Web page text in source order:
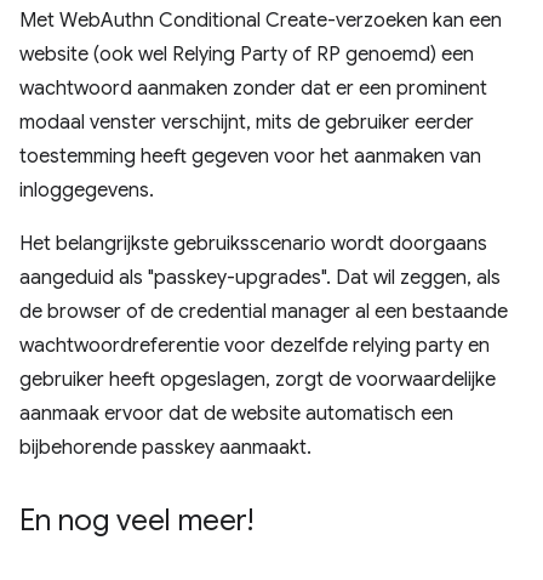
Met WebAuthn Conditional Create-verzoeken kan een
website (ook wel Relying Party of RP genoemd) een
wachtwoord aanmaken zonder dat er een prominent
modaal venster verschijnt, mits de gebruiker eerder
toestemming heeft gegeven voor het aanmaken van
inloggegevens.
Het belangrijkste gebruiksscenario wordt doorgaans
aangeduid als "passkey-upgrades". Dat wil zeggen, als
de browser of de credential manager al een bestaande
wachtwoordreferentie voor dezelfde relying party en
gebruiker heeft opgeslagen, zorgt de voorwaardelijke
aanmaak ervoor dat de website automatisch een
bijbehorende passkey aanmaakt.
En nog veel meer!